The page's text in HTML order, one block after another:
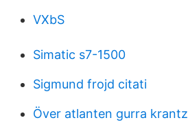
VXbS
Simatic s7-1500
Sigmund frojd citati
Över atlanten gurra krantz